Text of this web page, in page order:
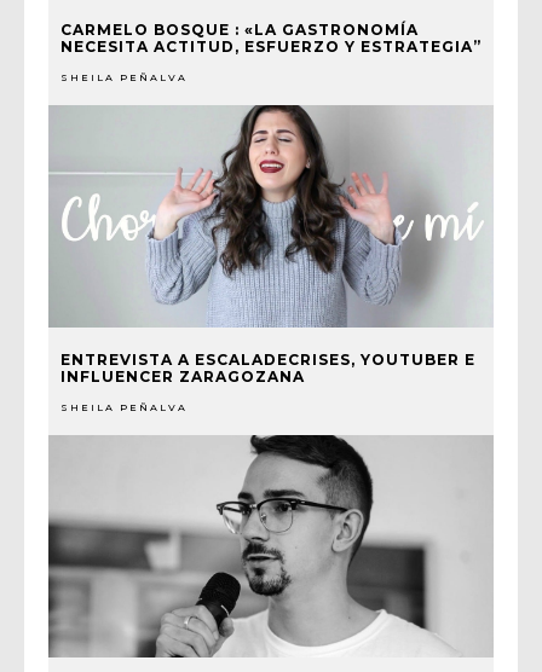
CARMELO BOSQUE : «LA GASTRONOMÍA
NECESITA ACTITUD, ESFUERZO Y ESTRATEGIA”
SHEILA PEÑALVA
ENTREVISTA A ESCALADECRISES, YOUTUBER E
INFLUENCER ZARAGOZANA
SHEILA PEÑALVA